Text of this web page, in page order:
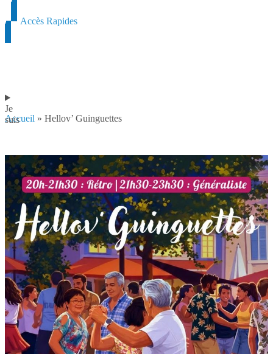
Accès Rapides
Je
suis
Accueil » Hellov’ Guinguettes